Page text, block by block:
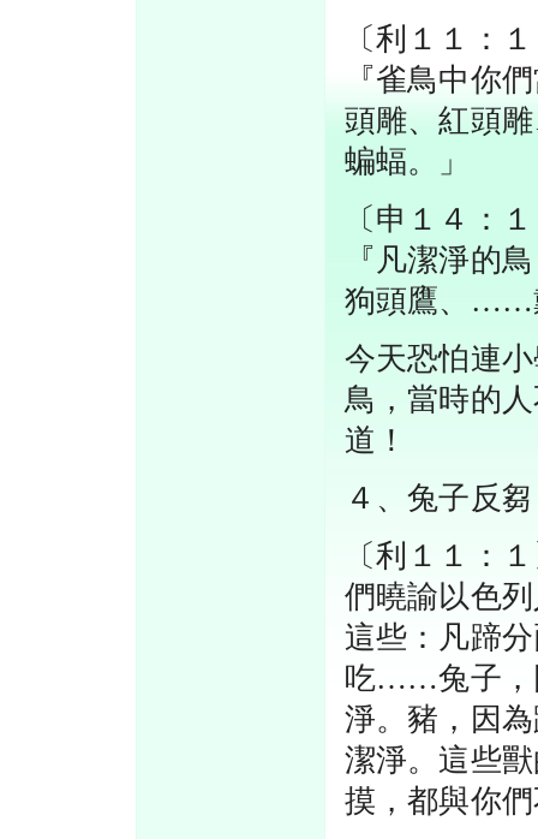
〔利１１：
『雀鳥中你
頭雕、紅頭
蝙蝠。」
〔申１４：
『凡潔淨的
狗頭鷹、……
今天恐怕連
鳥，當時的
道！
４、兔子反
〔利１１：
們曉諭以色
這些：凡蹄
吃……兔子，
淨。豬，因
潔淨。這些
摸，都與你